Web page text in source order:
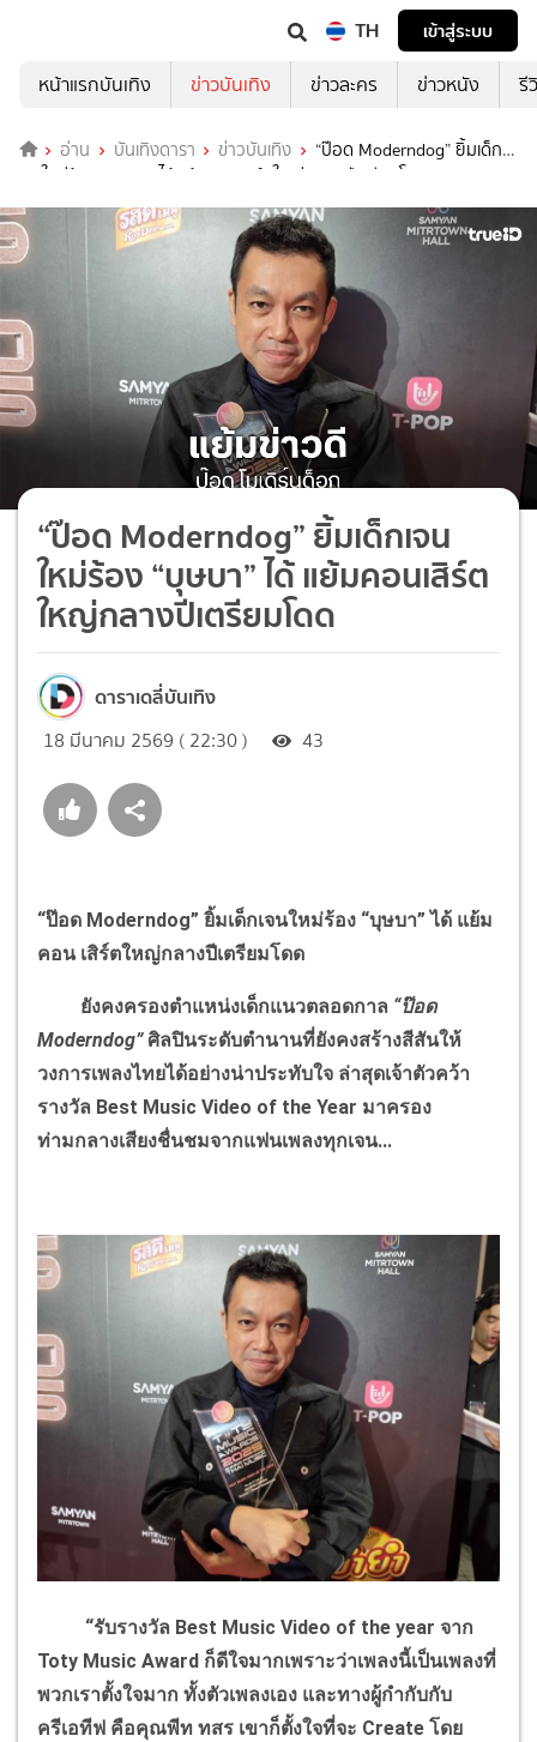
TH
เข้าสู่ระบบ
หน้าแรกบันเทิง
ข่าวบันเทิง ข่าวละคร ข่าวหนัง รี
อ่าน บันเทิงดารา ข่าวบันเทิง
“ป๊อด Moderndog” ยิ้มเด็ก
เจนใหม่ร้อง “บุษบา” ได้ แย้มคอนเสิร์ตใหญ่กลางปีเตรียมโดด
“ป๊อด Moderndog” ยิ้มเด็กเจน
ใหม่ร้อง “บุษบา” ได้ แย้มคอนเสิร์ต
ใหญ่กลางปีเตรียมโดด
ดาราเดลี่บันเทิง
18 มีนาคม 2569 ( 22:30 ) 43
“ป๊อด Moderndog” ยิ้มเด็กเจนใหม่ร้อง “บุษบา” ได้ แย้ม
คอน เสิร์ตใหญ่กลางปีเตรียมโดด
ยังคงครองตำแหน่งเด็กแนวตลอดกาล “ป๊อด
Moderndog” ศิลปินระดับตำนานที่ยังคงสร้างสีสันให้
วงการเพลงไทยได้อย่างน่าประทับใจ ล่าสุดเจ้าตัวคว้า
รางวัล Best Music Video of the Year มาครอง
ท่ามกลางเสียงชื่นชมจากแฟนเพลงทุกเจน...
“รับรางวัล Best Music Video of the year จาก
Toty Music Award ก็ดีใจมากเพราะว่าเพลงนี้เป็นเพลงที่
พวกเราตั้งใจมาก ทั้งตัวเพลงเอง และทางผู้กำกับกับ
ครีเอทีฟ คือคุณพีท ทสร เขาก็ตั้งใจที่จะ Create โดย